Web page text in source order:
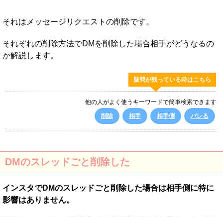
それはメッセージリクエストの削除です。
それぞれの削除方法でDMを削除した場合相手がどうなるの
か解説します。
疑問が残っている時はこちら
他の人がよく使うキーワードで簡単検索できます
削除
相手 相手側 バレる
DMのスレッドごと削除した
インスタでDMのスレッドごと削除した場合は相手側に特に
影響はありません。